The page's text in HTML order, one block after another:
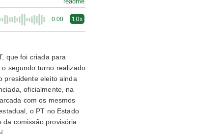
0:00 1.0x
que foi criada para
segundo turno realizado
presidente eleito ainda
oficialmente, na
com os mesmos
o PT no Estado
comissão provisória